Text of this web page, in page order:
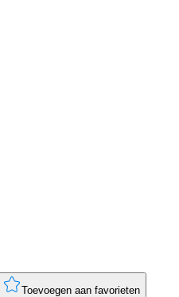
Toevoegen aan favorieten